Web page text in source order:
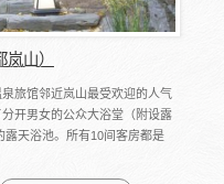
山）
旅馆邻近岚山最受欢迎的人气
开男女的公众大浴堂（附设露
天浴池。所有10间客房都是